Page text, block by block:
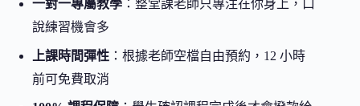
一對一專屬教學 ：整堂課老師只專注在你身上，口
說練習機會多
上課時間彈性 ：根據老師空檔自由預約，12 小時
前可免費取消